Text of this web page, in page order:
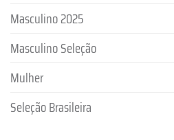
Masculino 2025
Masculino Seleção
Mulher
Seleção Brasileira